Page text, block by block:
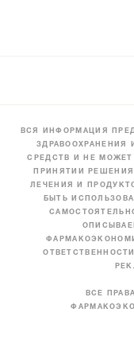
ВСЯ ИНФОРМАЦИЯ
ЗДРАВООХРАНЕНИЯ
СРЕДСТВ И НЕ МОЖЕТ
ПРИНЯТИИ
ЛЕЧЕНИЯ И
БЫТЬ
ВСЕ